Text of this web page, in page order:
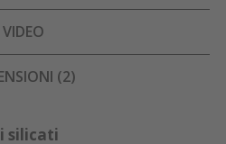
VIDEO
(2)
silicati